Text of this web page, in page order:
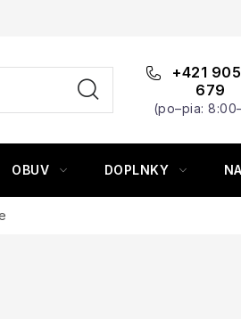
+421
679
(po–pia:
OBUV DOPLNKY